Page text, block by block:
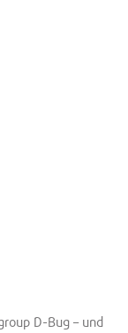
D-Bug – und